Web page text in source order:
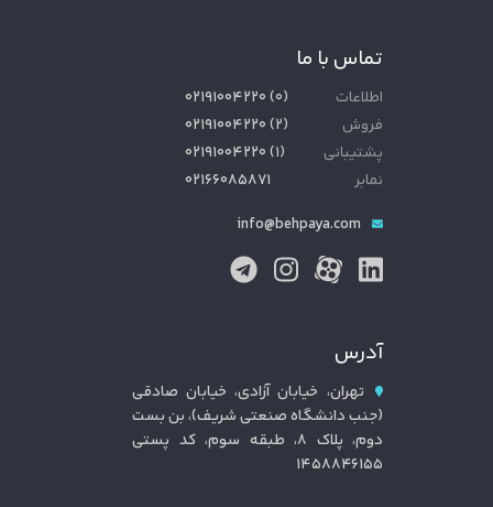
تماس با ما
اطلاعات (۰)۰۲۱۹۱۰۰۴۲۲۰
فروش
(۲)۰۲۱۹۱۰۰۴۲۲۰
پشتیبانی
(۱)۰۲۱۹۱۰۰۴۲۲۰
نمابر
۰۲۱۶۶۰۸۵۸۷۱
info@behpaya.com
آدرس
تهران، خیابان آزادی، خیابان صادقی
(جنب دانشگاه صنعتی شریف)، بن بست
دوم، پلاک ۸، طبقه سوم، کد پستی
۱۴۵۸۸۴۶۱۵۵